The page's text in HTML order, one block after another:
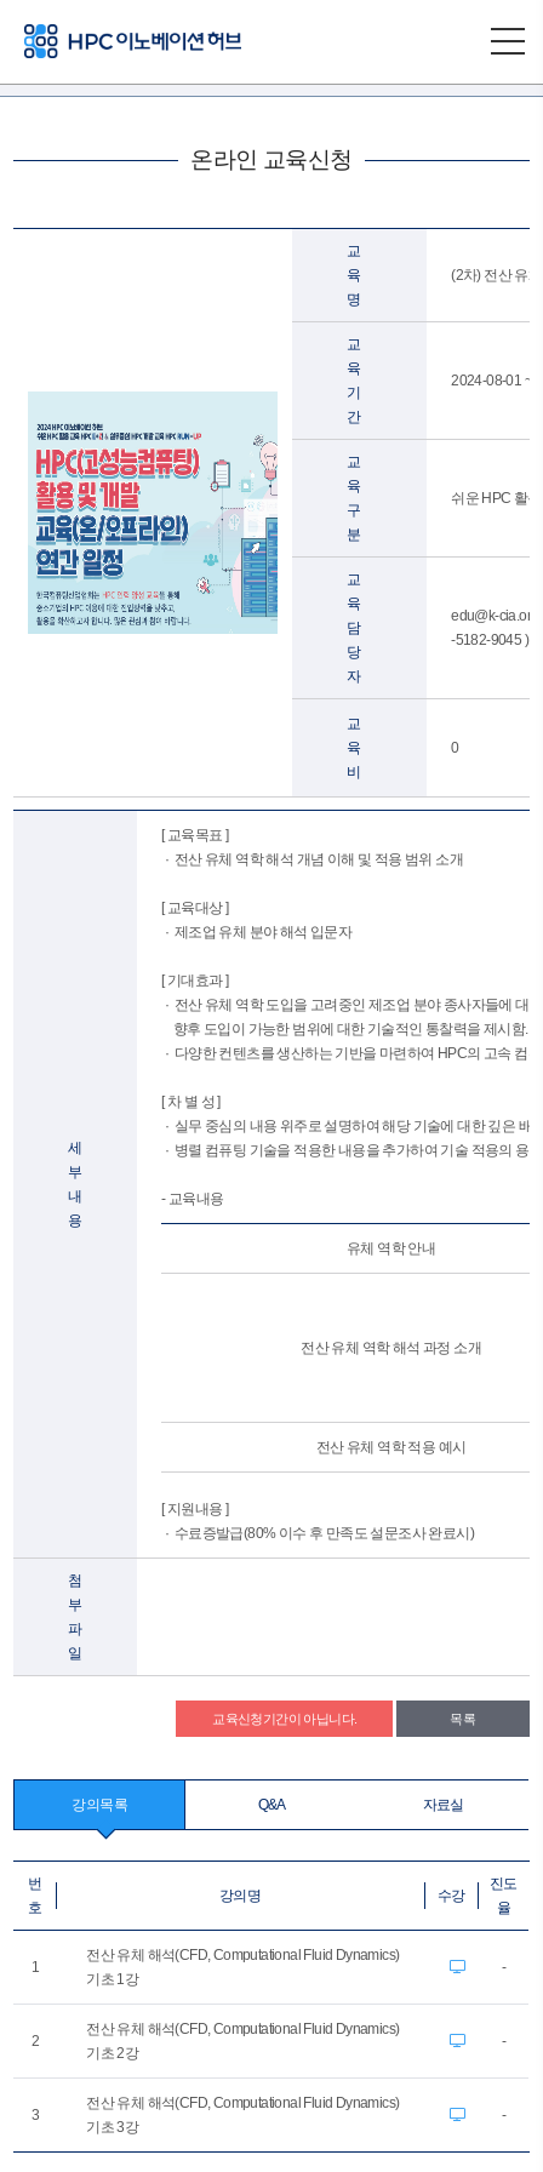
온라인 교육신청
교
육
명
(2차) 전산 유
교
육
기
간
2024-08-01 ~
교
육
구
분
쉬운 HPC 활
교
육
담
당
자
edu@k-
-5182-9045 )
교
육
비
0
세
부
내
용
[ 교육목표 ]
· 전산 유체 역학 해석 개념 이해 및 적용 범위 소개
[ 교육대상 ]
· 제조업 유체 분야 해석 입문자
[ 기대효과 ]
· 전산 유체 역학 도입을 고려중인 제조업 분야 종사자들에 대
향후 도입이 가능한 범위에 대한 기술적인 통찰력을 제시함.
· 다양한 컨텐츠를 생산하는 기반을 마련하여 HPC의 고속 컴
[ 차 별 성 ]
· 실무 중심의 내용 위주로 설명하여 해당 기술에 대한 깊은 배
· 병렬 컴퓨팅 기술을 적용한 내용을 추가하여 기술 적용의 용
- 교육내용
유체 역학 안내
전산 유체 역학 해석 과정 소개
전산 유체 역학 적용 예시
[ 지원내용 ]
· 수료증발급(80% 이수 후 만족도 설문조사 완료시)
첨
부
파
일
교육신청기간이 아닙니다. 목록
강의목록 Q&A 자료실
번
호
강의명 수강
진도
율
1
전산 유체 해석(CFD, Computational Fluid Dynamics)
기초 1강
-
2
전산 유체 해석(CFD, Computational Fluid Dynamics)
기초 2강
-
3
전산 유체 해석(CFD, Computational Fluid Dynamics)
기초 3강
-